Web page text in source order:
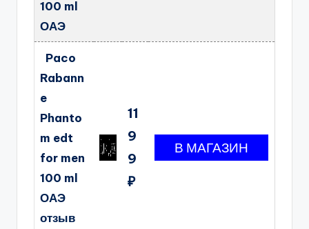
100 ml
ОАЭ
Paco
Rabann
e
Phanto
m edt
for men
100 ml
ОАЭ
отзыв
11
9
9
₽